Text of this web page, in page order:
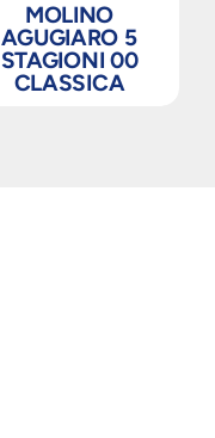
MOLINO
AGUGIARO 5
STAGIONI 00
CLASSICA